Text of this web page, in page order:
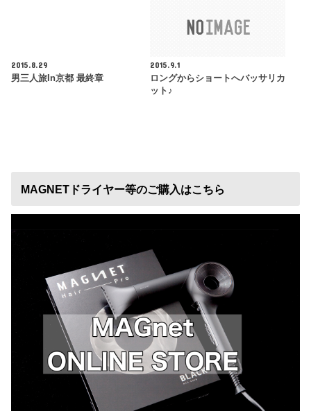
2015.8.29
男三人旅in京都 最終章
2015.9.1
ロングからショートへバッサリカ
ット♪
MAGNETドライヤー等のご購入はこちら